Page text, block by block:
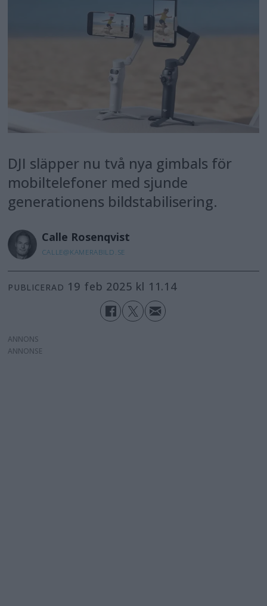
DJI släpper nu två nya gimbals för
mobiltelefoner med sjunde
generationens bildstabilisering.
Calle Rosenqvist
CALLE@KAMERABILD.SE
PUBLICERAD 19 feb 2025 kl 11.14
ANNONS